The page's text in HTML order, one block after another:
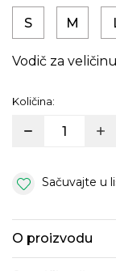
S M
Vodič za veličinu
Količina:
Sačuvajte u
O proizvodu